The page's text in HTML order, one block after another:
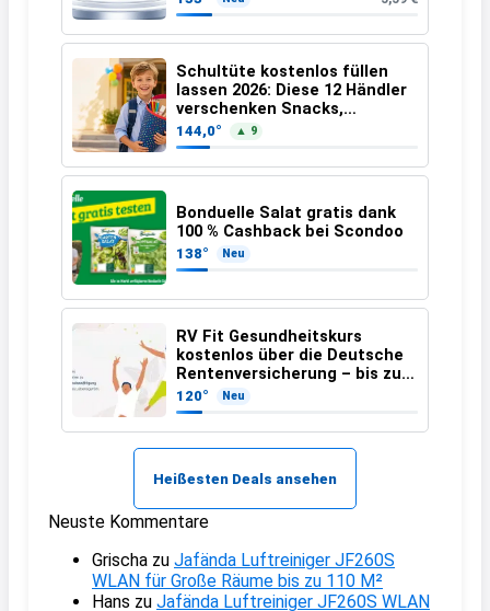
Schultüte kostenlos füllen
lassen 2026: Diese 12 Händler
verschenken Snacks,
Schulmaterial und
Überraschungen
144,0° ▲ 9
Bonduelle Salat gratis dank
100 % Cashback bei Scondoo
138° Neu
RV Fit Gesundheitskurs
kostenlos über die Deutsche
Rentenversicherung – bis zu 5
Tage Freistellung inklusive
120° Neu
Heißesten Deals ansehen
Neuste Kommentare
Grischa zu Jafända Luftreiniger JF260S
WLAN für Große Räume bis zu 110 M²
Hans zu Jafända Luftreiniger JF260S WLAN